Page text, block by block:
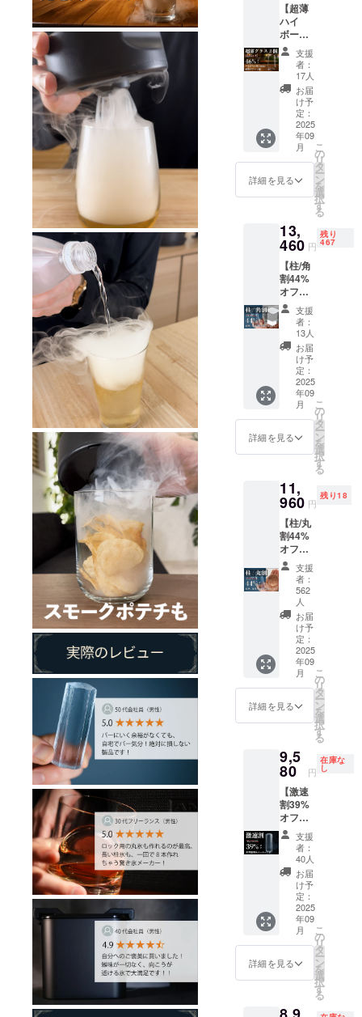
【超薄
ハイ
ボール
グラス2
個】一
般販売
予定価
11,074
円。
支援
者：
17人
お届
け予
定：
2025
年09
月
詳細を見る
こ
の
リ
タ
ー
ン
を
選
択
す
る
13,
460 円
残り
467
【柱/角
割44%
オフ】
柱型氷
メー
カー1
台、角
型氷
メー
カー1
台。一
般販売
予定価
格
24,035
円
支援
者：
13人
お届
け予
定：
2025
年09
月
詳細を見る
こ
の
リ
タ
ー
ン
を
選
択
す
る
11,
960 円
残り18
【柱/丸
割44%
オフ】
柱型氷
メー
カー1
台、丸
型氷
メー
カー1
台、。
一般販
売予定
価格
21,357
支援
者：
562
人
お届
け予
定：
2025
年09
月
詳細を見る
こ
の
リ
タ
ー
ン
を
選
択
す
る
9,5
80 円
在庫な
し
【激速
割39%
オフ】
柱状氷
メー
カー1
台。一
般販売
予定価
15,754
円。1台
で8本の
氷を作
れま
す。
支援
者：
40人
お届
け予
定：
2025
年09
月
詳細を見る
こ
の
リ
タ
ー
ン
を
選
択
す
る